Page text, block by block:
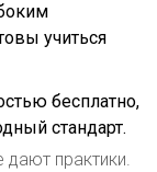
учиться
бесплатно,
стандарт.
дают практики.